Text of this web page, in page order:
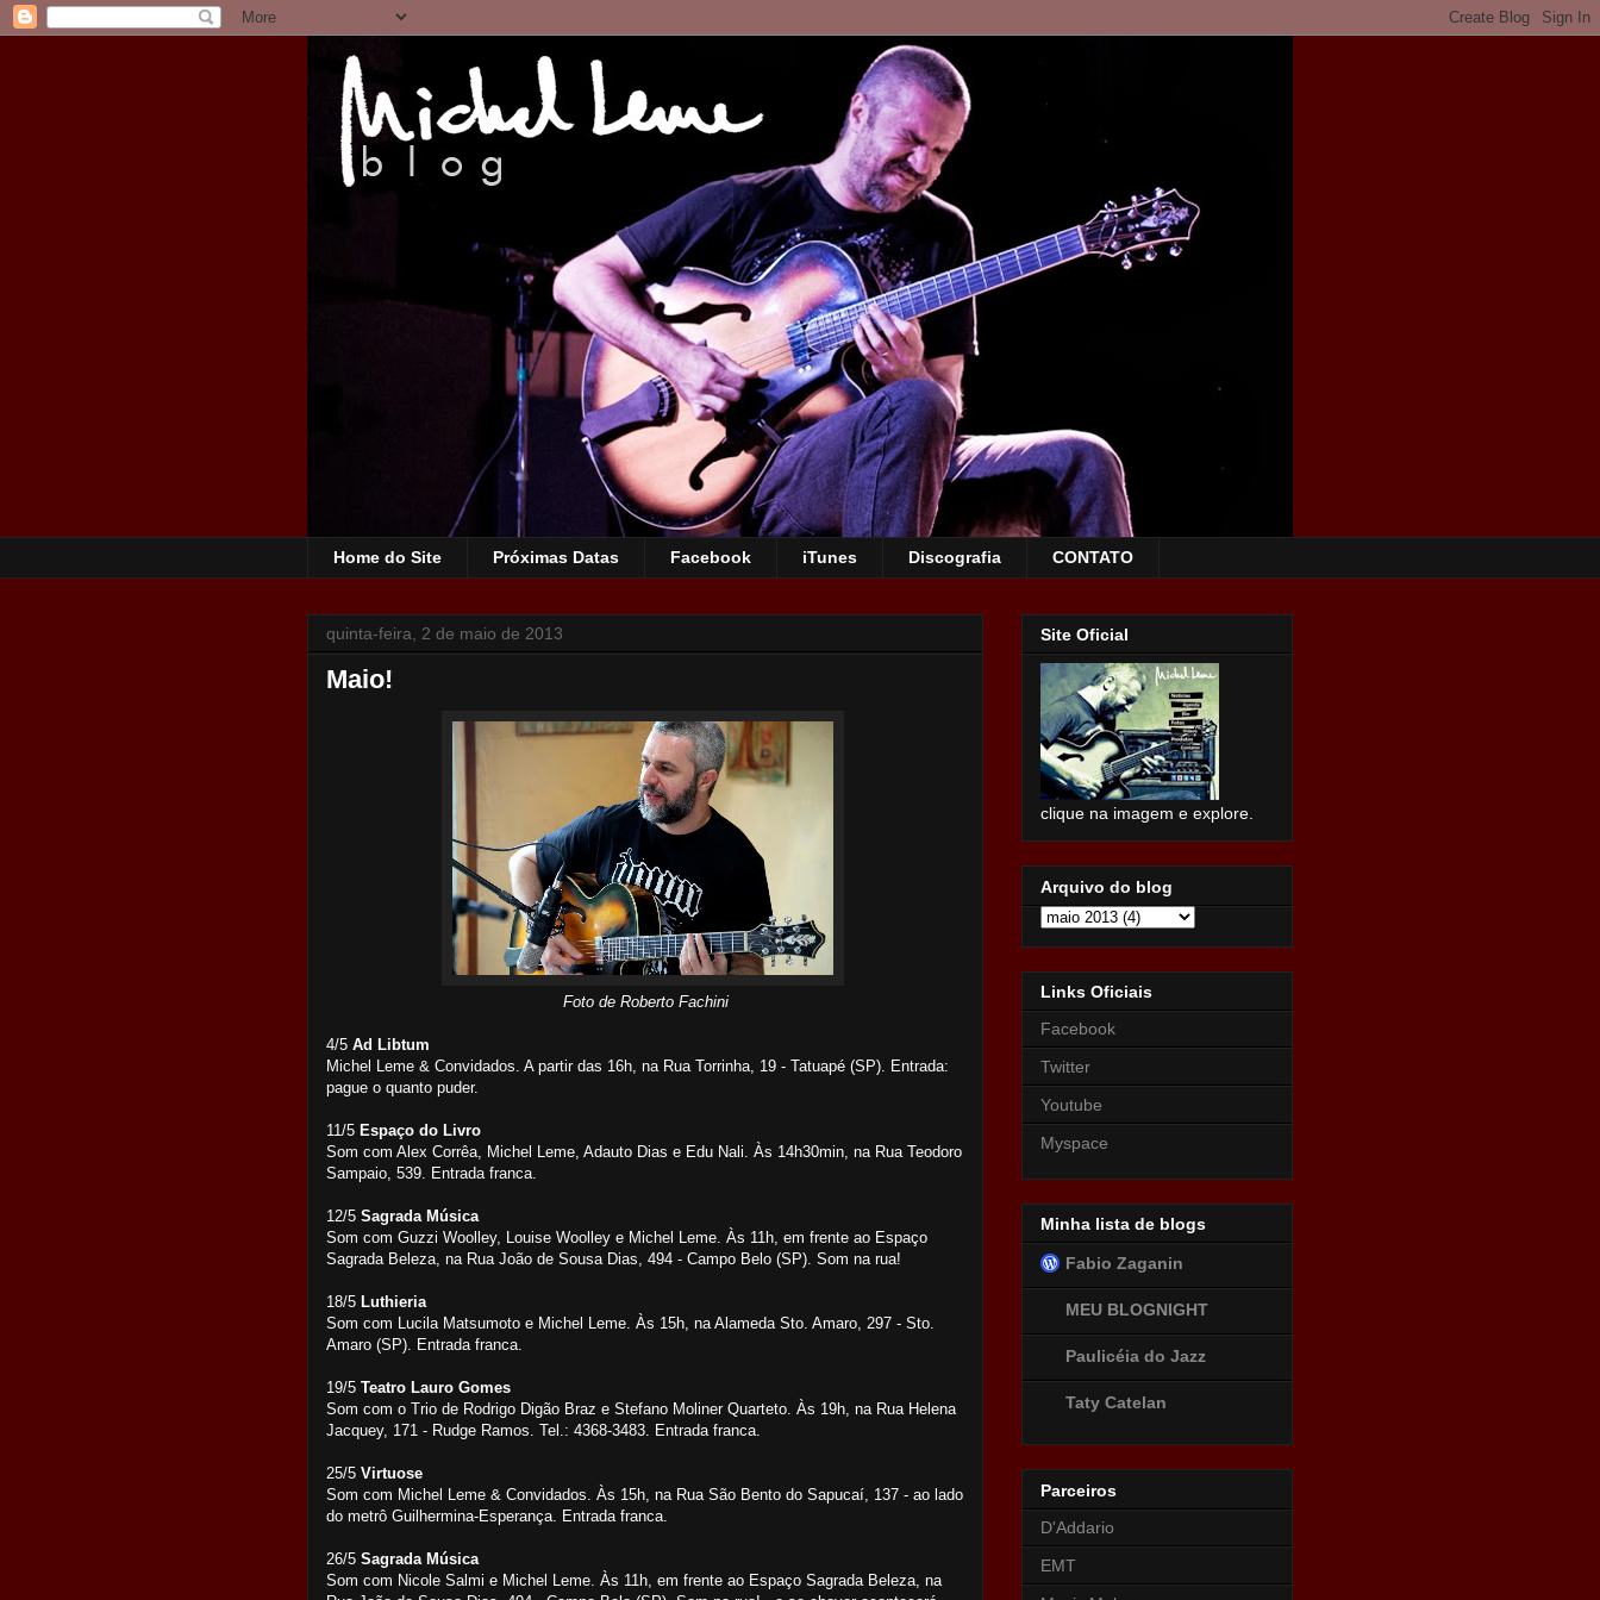
Home do Site Próximas Datas Facebook iTunes Discografia CONTATO
quinta-feira, 2 de maio de 2013
Maio!
Foto de Roberto Fachini
4/5 Ad Libtum
Michel Leme & Convidados. A partir das 16h, na Rua Torrinha, 19 - Tatuapé (SP). Entrada:
pague o quanto puder.
11/5 Espaço do Livro
Som com Alex Corrêa, Michel Leme, Adauto Dias e Edu Nali. Às 14h30min, na Rua Teodoro
Sampaio, 539. Entrada franca.
12/5 Sagrada Música
Som com Guzzi Woolley, Louise Woolley e Michel Leme. Às 11h, em frente ao Espaço
Sagrada Beleza, na Rua João de Sousa Dias, 494 - Campo Belo (SP). Som na rua!
18/5 Luthieria
Som com Lucila Matsumoto e Michel Leme. Às 15h, na Alameda Sto. Amaro, 297 - Sto.
Amaro (SP). Entrada franca.
19/5 Teatro Lauro Gomes
Som com o Trio de Rodrigo Digão Braz e Stefano Moliner Quarteto. Às 19h, na Rua Helena
Jacquey, 171 - Rudge Ramos. Tel.: 4368-3483 . Entrada franca.
25/5 Virtuose
Som com Michel Leme & Convidados. Às 15h, na Rua São Bento do Sapucaí, 137 - ao lado
do metrô Guilhermina-Esperança. Entrada franca.
26/5 Sagrada Música
Som com Nicole Salmi e Michel Leme. Às 11h, em frente ao Espaço Sagrada Beleza, na
Site Oficial
clique na imagem e explore.
Arquivo do blog
Links Oficiais
Facebook
Twitter
Youtube
Myspace
Minha lista de blogs
Fabio Zaganin
MEU BLOGNIGHT
Paulicéia do Jazz
Taty Catelan
Parceiros
D'Addario
EMT